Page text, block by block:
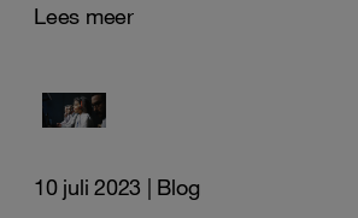
Lees meer
10 juli 2023 | Blog